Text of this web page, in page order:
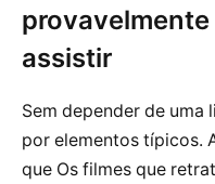
assistir
Sem depender de uma
por elementos típicos.
que Os filmes que